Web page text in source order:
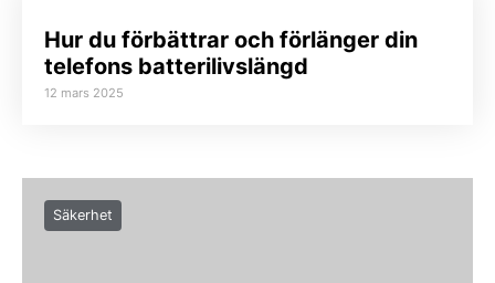
Hur du förbättrar och förlänger din
telefons batterilivslängd
12 mars 2025
Säkerhet